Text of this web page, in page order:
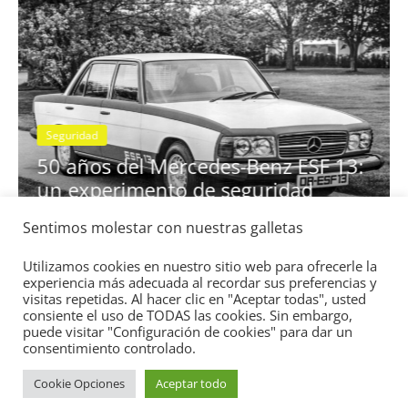
Benz ESF 13:
de seguridad
mospotter84 0
Seguridad Vídeo
El Mazda CX-5
nota en las
IIHS
11 de noviembre de 2021
Copyright © 2026Academia del Motor
Sentimos molestar con nuestras galletas
Utilizamos cookies en nuestro sitio web para ofrecerle la
experiencia más adecuada al recordar sus preferencias y
visitas repetidas. Al hacer clic en "Aceptar todas", usted
consiente el uso de TODAS las cookies. Sin embargo,
puede visitar "Configuración de cookies" para dar un
consentimiento controlado.
Cookie Opciones Aceptar todo